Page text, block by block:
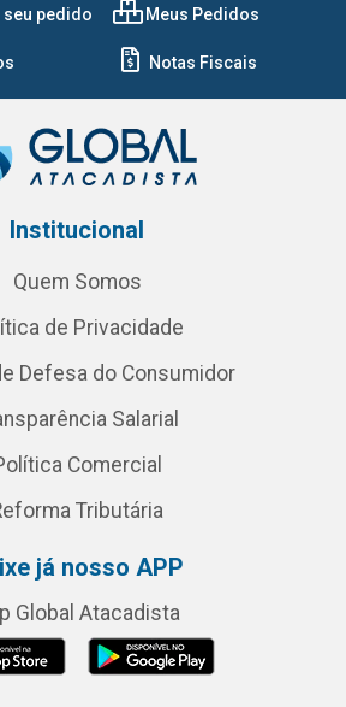
pedido Meus Pedidos
Notas Fiscais
Institucional
Quem Somos
de Privacidade
Defesa do Consumidor
Salarial
Comercial
Tributária
já nosso APP
Global Atacadista